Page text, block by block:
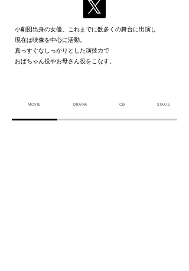
小劇団出身の女優。これまでに数多くの舞台に出演し
現在は映像を中心に活動。
真っすぐなしっかりとした演技力で
おばちゃん役やお母さん役をこなす。
MOVIE DRAMA CM STAGE